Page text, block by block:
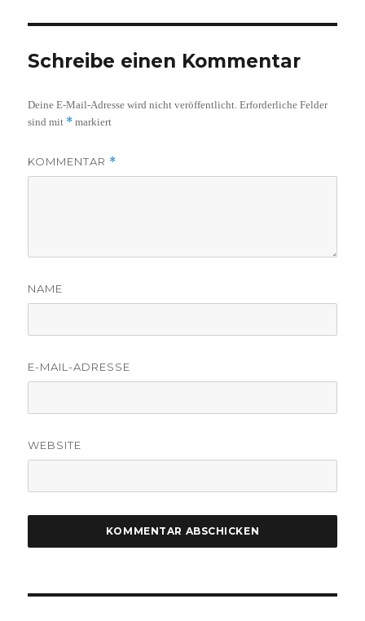
Schreibe einen Kommentar
Deine E-Mail-Adresse wird nicht veröffentlicht. Erforderliche Felder
sind mit * markiert
KOMMENTAR *
NAME
E-MAIL-ADRESSE
WEBSITE